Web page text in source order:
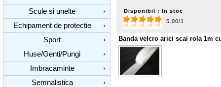
Scule si unelte
›
Echipament de protectie
›
Sport
›
Huse/Genti/Pungi
›
Imbracaminte
›
Semnalistica
›
Disponibil : In stoc
5.00/1
Banda velcro arici scai rola 1m